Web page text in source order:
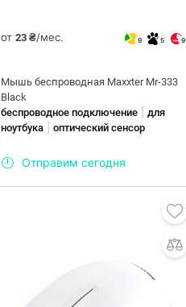
от23 ₴/мес. 9 5 9
Мышь беспроводная Maxxter Mr-333
Black
беспроводное подключение |для
ноутбука |оптический сенсор
Отправим сегодня